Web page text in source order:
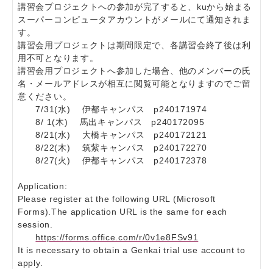
講習会プロジェクトへの参加が完了すると、kuから始まる
スーパーコンピュータアカウントがメールにて通知されま
す。
講習会用プロジェクトは期間限定で、各講習会終了後は利
用不可となります。
講習会用プロジェクトへ参加した場合、他のメンバーの氏
名・メールアドレスが相互に閲覧可能となりますのでご留
意ください。
7/31(水) 伊都キャンパス p240171974
8/ 1(木) 馬出キャンパス p240172095
8/21(水) 大橋キャンパス p240172121
8/22(木) 筑紫キャンパス p240172270
8/27(火) 伊都キャンパス p240172378
Application:
Please register at the following URL (Microsoft
Forms).The application URL is the same for each
session.
https://forms.office.com/r/0v1e8FSv91
It is necessary to obtain a Genkai trial use account to
apply.